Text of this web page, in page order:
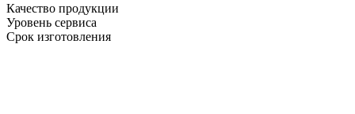
Качество продукции
Уровень сервиса
Срок изготовления